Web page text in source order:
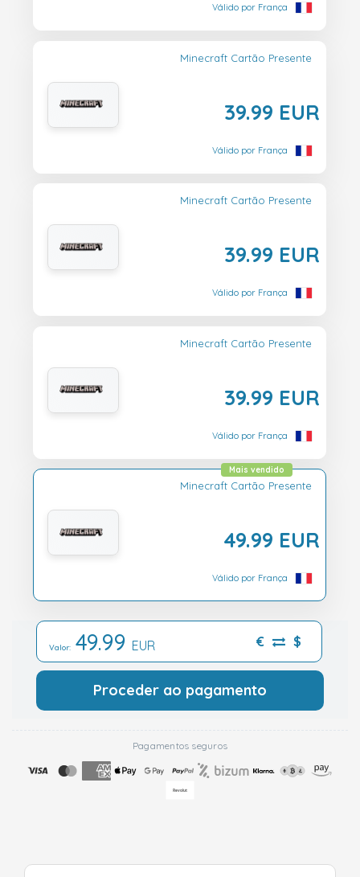
Válido por França
Minecraft Cartão Presente
39.99 EUR
Válido por França
Minecraft Cartão Presente
39.99 EUR
Válido por França
Minecraft Cartão Presente
39.99 EUR
Válido por França
Minecraft Cartão Presente
49.99 EUR
Mais vendido
Válido por França
Valor: 49.99 EUR € $
Proceder ao pagamento
Pagamentos seguros